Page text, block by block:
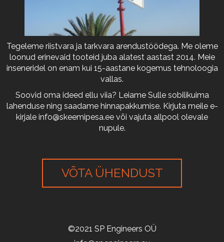
Tegeleme riistvara ja tarkvara arendustöödega. Me oleme
loonud erinevaid tooteid juba alatest aastast 2014. Meie
inseneridel on enam kui 15-aastane kogemus tehnoloogia
vallas.
Soovid oma ideed ellu viia? Leiame Sulle sobilikuima
lahenduse ning saadame hinnapakkumise. Kirjuta meile e-
kirjale info@skeemipesa.ee või vajuta allpool olevale
nupule.
VÕTA ÜHENDUST
©2021 SP Engineers OÜ